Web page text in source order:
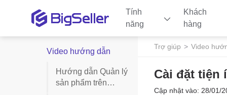
Tính
năng
Khách
hàng
Video hướng dẫn
Hướng dẫn Quản lý
sản phẩm trên
Trợ giúp Video
Cài đặt tiện
Cập nhật vào: 28/01/